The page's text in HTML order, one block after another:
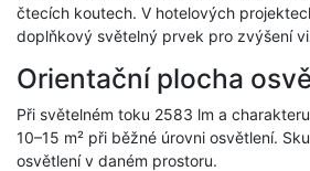
čtecích koutech. V hotelových
doplňkový světelný prvek pro zvýšení
Orientační plocha
Při světelném toku 2583 lm a
10–15 m² při běžné úrovni osvětlení.
osvětlení v daném prostoru.